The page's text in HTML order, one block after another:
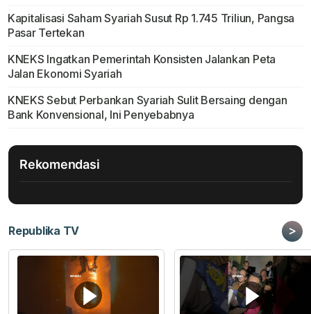
Kapitalisasi Saham Syariah Susut Rp 1.745 Triliun, Pangsa
Pasar Tertekan
KNEKS Ingatkan Pemerintah Konsisten Jalankan Peta
Jalan Ekonomi Syariah
KNEKS Sebut Perbankan Syariah Sulit Bersaing dengan
Bank Konvensional, Ini Penyebabnya
Rekomendasi
Republika TV >